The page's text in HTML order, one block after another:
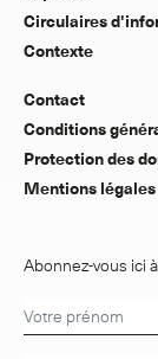
Circulaires
Contexte
Contact
Conditions
Protection des
Mentions légales
Abonnez-vous ici